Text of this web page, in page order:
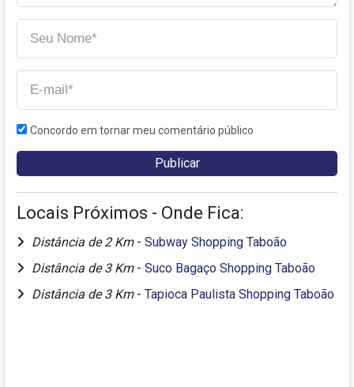
Concordo em tornar meu comentário público
Locais Próximos - Onde Fica:
Distância de 2 Km - Subway Shopping Taboão
Distância de 3 Km - Suco Bagaço Shopping Taboão
Distância de 3 Km - Tapioca Paulista Shopping Taboão